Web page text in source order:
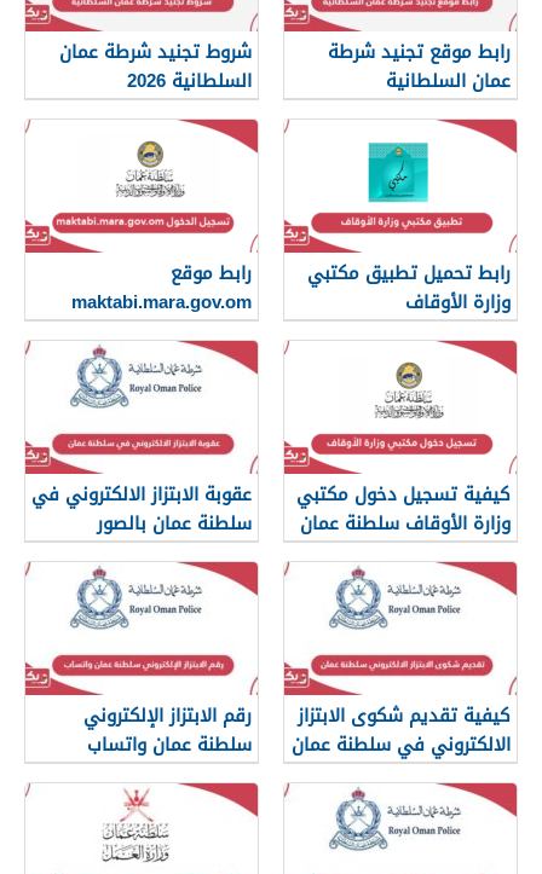
رابط موقع تجنيد شرطة
عمان السلطانية
شروط تجنيد شرطة عمان
السلطانية 2026
رابط تحميل تطبيق مكتبي
وزارة الأوقاف
رابط موقع
maktabi.mara.gov.om
تسجيل الدخول
كيفية تسجيل دخول مكتبي
وزارة الأوقاف سلطنة عمان
عقوبة الابتزاز الالكتروني في
سلطنة عمان بالصور
والرسائل
كيفية تقديم شكوى الابتزاز
الالكتروني في سلطنة عمان
رقم الابتزاز الإلكتروني
سلطنة عمان واتساب